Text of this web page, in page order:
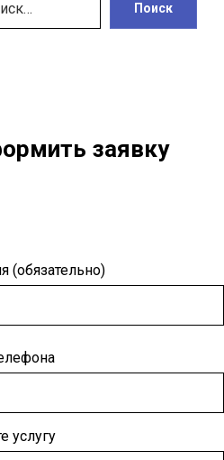
Поиск
заявку
(обязательно)
услугу